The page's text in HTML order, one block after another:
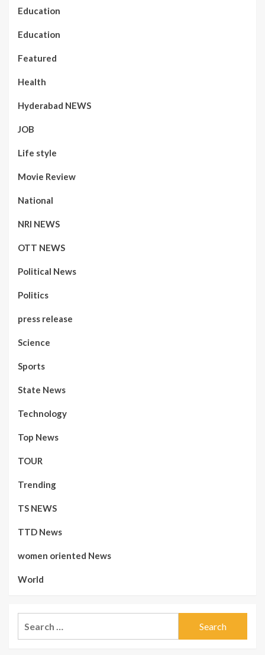
Education
Education
Featured
Health
Hyderabad NEWS
JOB
Life style
Movie Review
National
NRI NEWS
OTT NEWS
Political News
Politics
press release
Science
Sports
State News
Technology
Top News
TOUR
Trending
TS NEWS
TTD News
women oriented News
World